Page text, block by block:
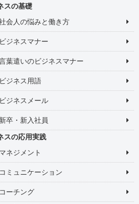
スの基礎
会人の悩みと働き方
ジネスマナー
葉遣いのビジネスマナー
ジネス用語
ジネスメール
卒・新入社員
スの応用実践
ネジメント
ミュニケーション
ーチング